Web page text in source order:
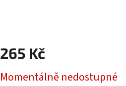
265 Kč
cena:
Momentálně nedostupné